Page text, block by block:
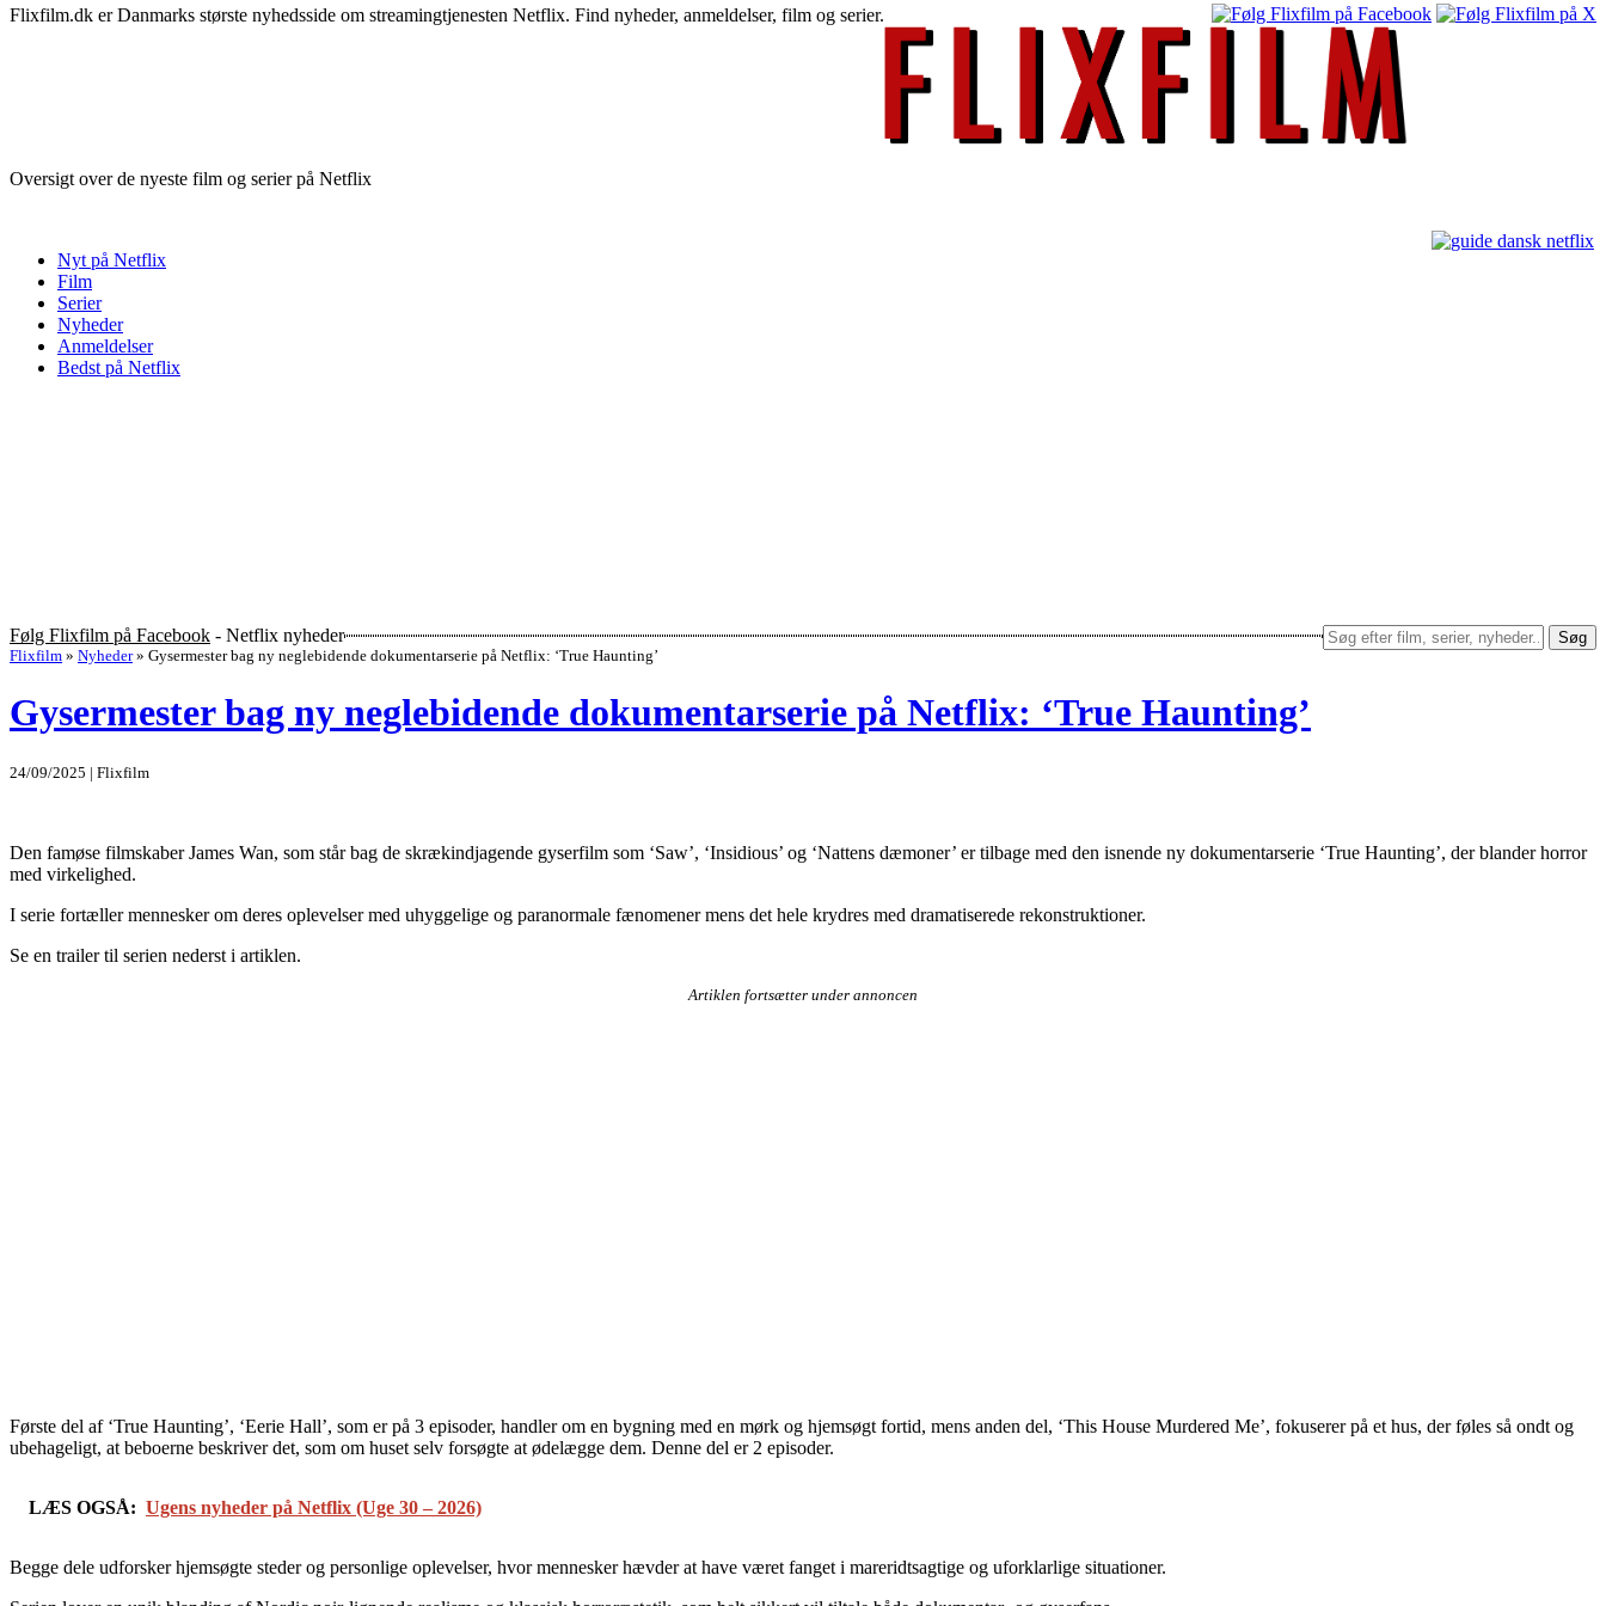
Flixfilm.dk er Danmarks største nyhedsside om streamingtjenesten Netflix. Find nyheder, anmeldelser, film og serier.
Oversigt over de nyeste film og serier på Netflix
Nyt på Netflix
Film
Serier
Nyheder
Anmeldelser
Bedst på Netflix
Følg Flixfilm på Facebook - Netflix nyheder
Søg
Flixfilm » Nyheder » Gysermester bag ny neglebidende dokumentarserie på Netflix: ‘True Haunting’
Gysermester bag ny neglebidende dokumentarserie på Netflix: ‘True Haunting’
24/09/2025 | Flixfilm
Den famøse filmskaber James Wan, som står bag de skrækindjagende gyserfilm som ‘Saw’, ‘Insidious’ og ‘Nattens dæmoner’ er tilbage med den isnende ny dokumentarserie ‘True Haunting’, der blander horror
med virkelighed.
I serie fortæller mennesker om deres oplevelser med uhyggelige og paranormale fænomener mens det hele krydres med dramatiserede rekonstruktioner.
Se en trailer til serien nederst i artiklen.
Artiklen fortsætter under annoncen
Første del af ‘True Haunting’, ‘Eerie Hall’, som er på 3 episoder, handler om en bygning med en mørk og hjemsøgt fortid, mens anden del, ‘This House Murdered Me’, fokuserer på et hus, der føles så ondt og
ubehageligt, at beboerne beskriver det, som om huset selv forsøgte at ødelægge dem. Denne del er 2 episoder.
LÆS OGSÅ: Ugens nyheder på Netflix (Uge 30 – 2026)
Begge dele udforsker hjemsøgte steder og personlige oplevelser, hvor mennesker hævder at have været fanget i mareridtsagtige og uforklarlige situationer.